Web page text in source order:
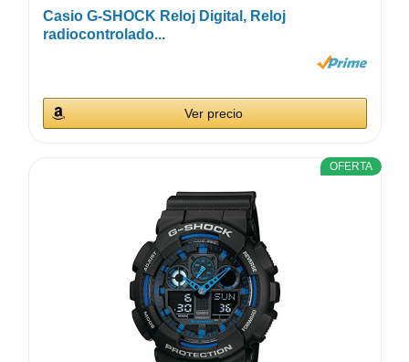
Casio G-SHOCK Reloj Digital, Reloj
radiocontrolado...
Ver precio
OFERTA